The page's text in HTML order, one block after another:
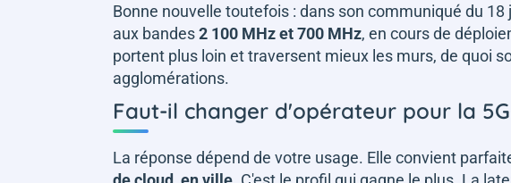
Bonne nouvelle toutefois : dans son communiqué du
aux bandes2 100 MHz et 700 MHz, en cours de
portent plus loin et traversent mieux les murs, de quoi
agglomérations.
Faut-il changer d'opérateur pour la
La réponse dépend de votre usage. Elle convient